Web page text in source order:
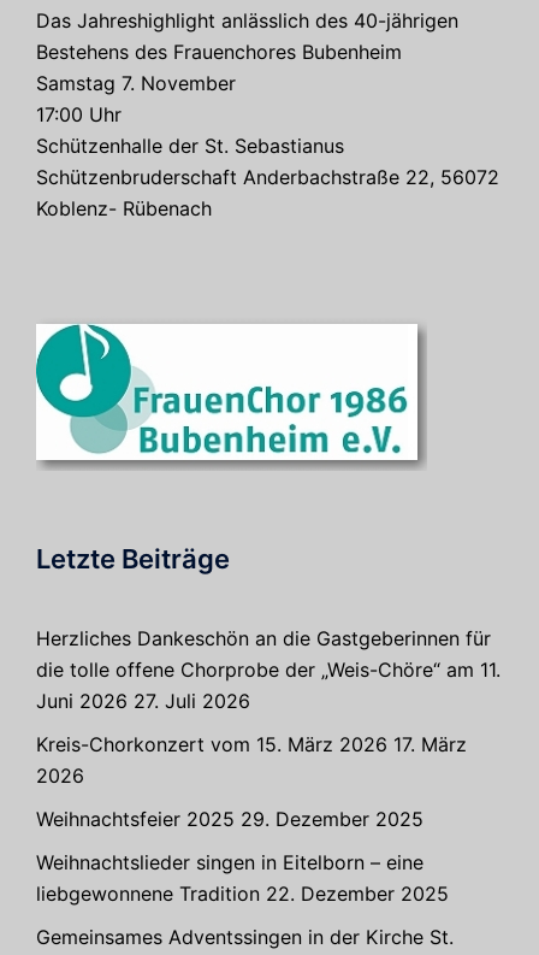
Das Jahreshighlight anlässlich des 40-jährigen
Bestehens des Frauenchores Bubenheim
Samstag 7. November
17:00 Uhr
Schützenhalle der St. Sebastianus
Schützenbruderschaft Anderbachstraße 22, 56072
Koblenz- Rübenach
Letzte Beiträge
Herzliches Dankeschön an die Gastgeberinnen für
die tolle offene Chorprobe der „Weis-Chöre“ am 11.
Juni 2026 27. Juli 2026
Kreis-Chorkonzert vom 15. März 2026 17. März
2026
Weihnachtsfeier 2025 29. Dezember 2025
Weihnachtslieder singen in Eitelborn – eine
liebgewonnene Tradition 22. Dezember 2025
Gemeinsames Adventssingen in der Kirche St.